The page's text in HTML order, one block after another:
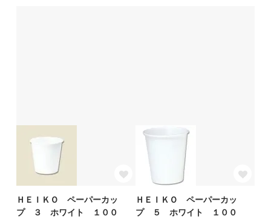
ＨＥＩＫＯ ペーパーカッ
プ ３ ホワイト １００
ＨＥＩＫＯ ペーパーカッ
プ ５ ホワイト １００